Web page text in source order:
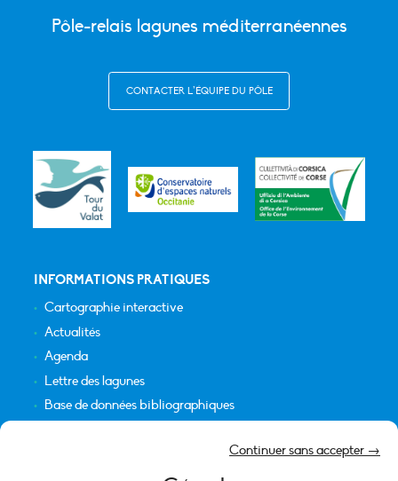
Continuer sans accepter →
Pôle-relais lagunes méditerranéennes
CONTACTER L’ÉQUIPE DU PÔLE
INFORMATIONS PRATIQUES
Cartographie interactive
Actualités
Agenda
Lettre des lagunes
Base de données bibliographiques